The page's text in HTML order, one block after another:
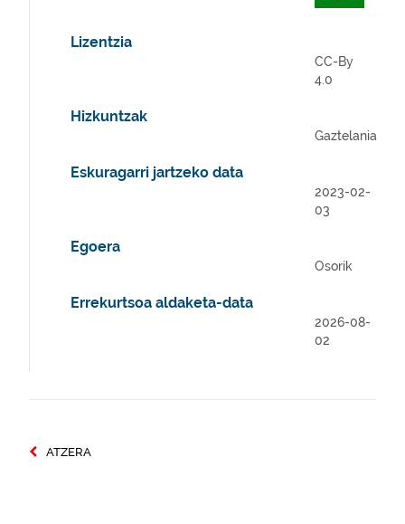
Lizentzia
CC-By
4.0
Hizkuntzak
Gaztelania
Eskuragarri jartzeko data
2023-02-
03
Egoera
Osorik
Errekurtsoa aldaketa-data
2026-08-
02
ATZERA